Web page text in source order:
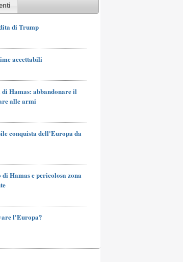
di Trump
accettabili
Hamas: abbandonare il
alle armi
conquista dell'Europa da
Hamas e pericolosa zona
l'Europa?